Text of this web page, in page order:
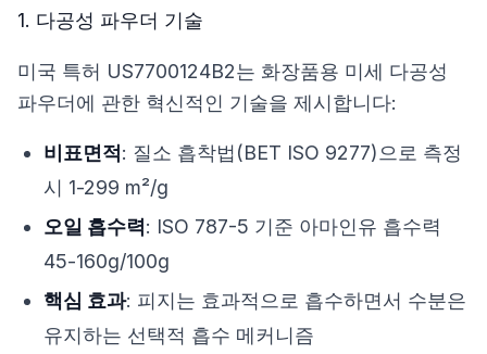
1. 다공성 파우더 기술
미국 특허 US7700124B2는 화장품용 미세 다공성
파우더에 관한 혁신적인 기술을 제시합니다:
비표면적 : 질소 흡착법(BET ISO 9277)으로 측정
시 1-299 m²/g
오일 흡수력: ISO 787-5 기준 아마인유 흡수력
45-160g/100g
핵심 효과: 피지는 효과적으로 흡수하면서 수분은
유지하는 선택적 흡수 메커니즘